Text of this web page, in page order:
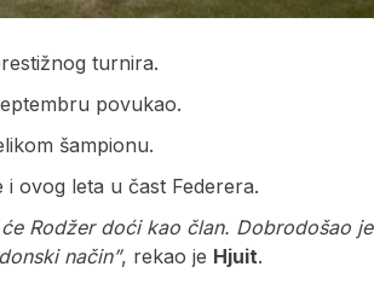
turnira.
povukao.
šampionu.
ovog leta u čast Federera.
Rodžer doći kao član. Dobrodošao je
način”, rekao je Hjuit.